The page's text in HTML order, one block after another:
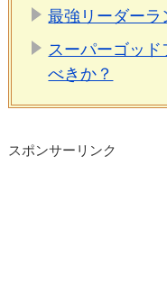
最強リーダーラ
スーパーゴッド
べきか？
スポンサーリンク